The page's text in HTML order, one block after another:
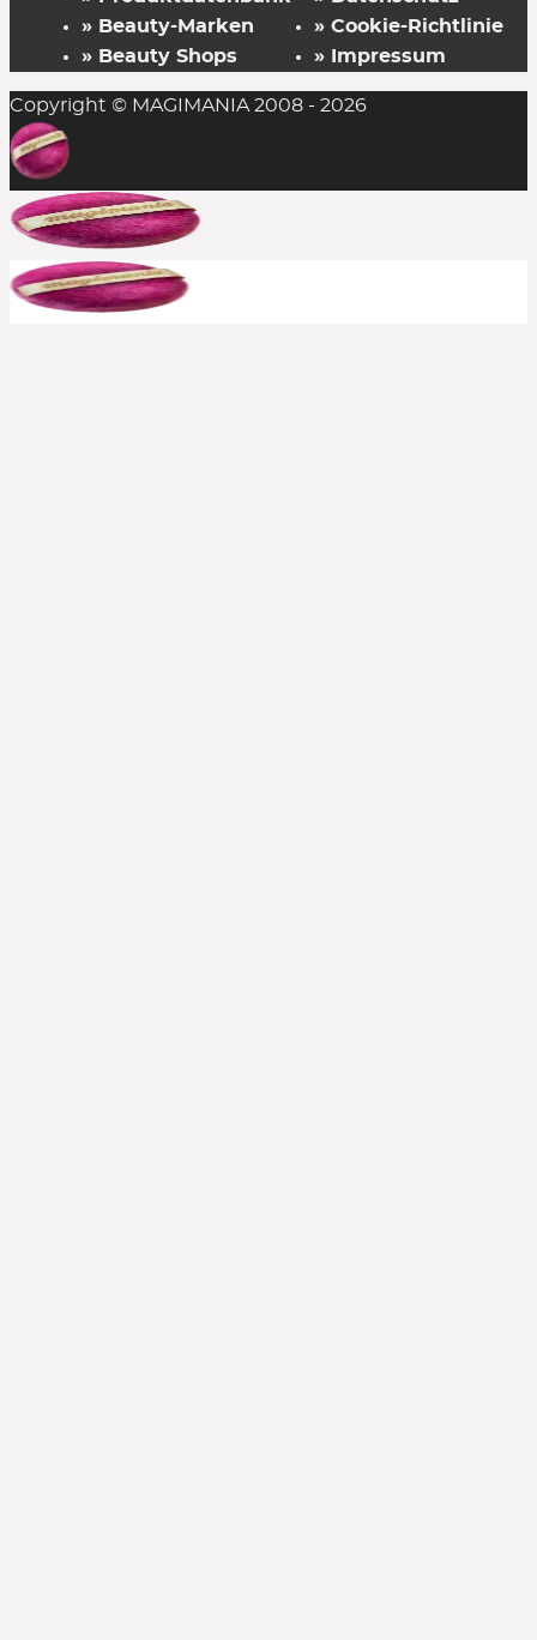
» Beauty-Marken
» Beauty Shops
» Cookie-Richtlinie
» Impressum
Copyright © MAGIMANIA 2008 - 2026